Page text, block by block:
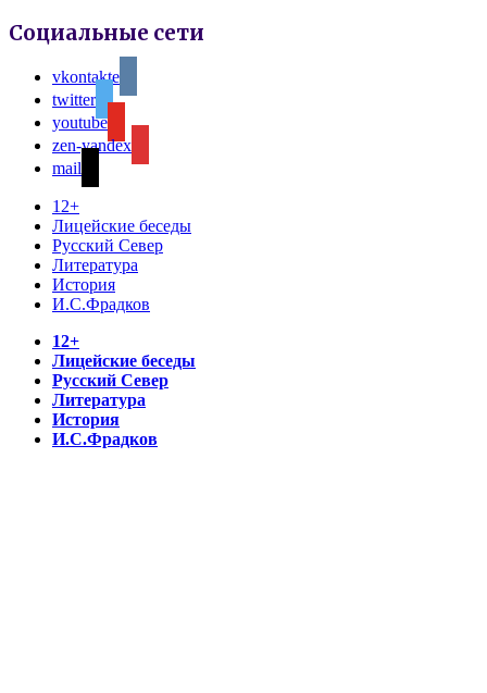
Социальные сети
vkontakte
twitter
youtube
zen-yandex
mail
12+
Лицейские беседы
Русский Север
Литература
История
И.С.Фрадков
12+
Лицейские беседы
Русский Север
Литература
История
И.С.Фрадков